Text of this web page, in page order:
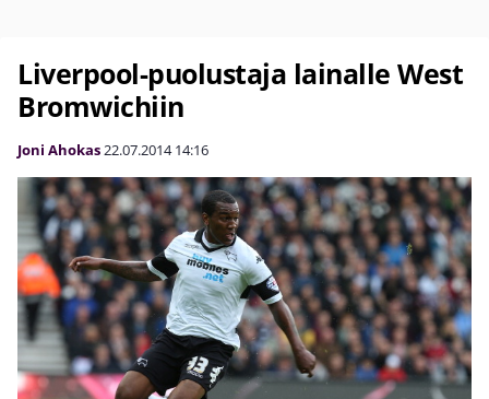
Liverpool-puolustaja lainalle West
Bromwichiin
Joni Ahokas22.07.2014 14:16